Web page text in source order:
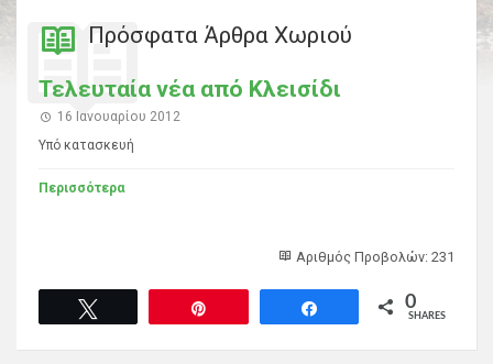
Πρόσφατα Άρθρα Χωριού
Τελευταία νέα από Κλεισίδι
16 Ιανουαρίου 2012
Υπό κατασκευή
Περισσότερα
Αριθμός Προβολών: 231
0
SHARES